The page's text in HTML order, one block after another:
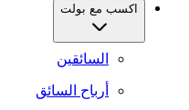
اكسب مع بولت
السائقين
أرباح السائق